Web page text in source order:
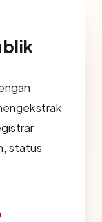
status